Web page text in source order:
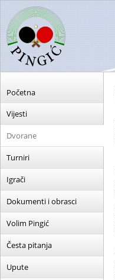
Početna
Vijesti
Dvorane
Turniri
Igrači
Dokumenti i obrasci
Volim Pingić
Česta pitanja
Upute